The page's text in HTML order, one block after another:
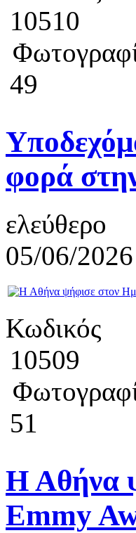
10510
49
φορά
ελεύθερο
05/06/
Κωδικός
10509
51
Η Αθήνα
Emmy